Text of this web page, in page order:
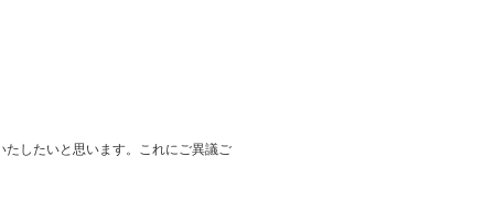
したいと思います。これにご異議ご